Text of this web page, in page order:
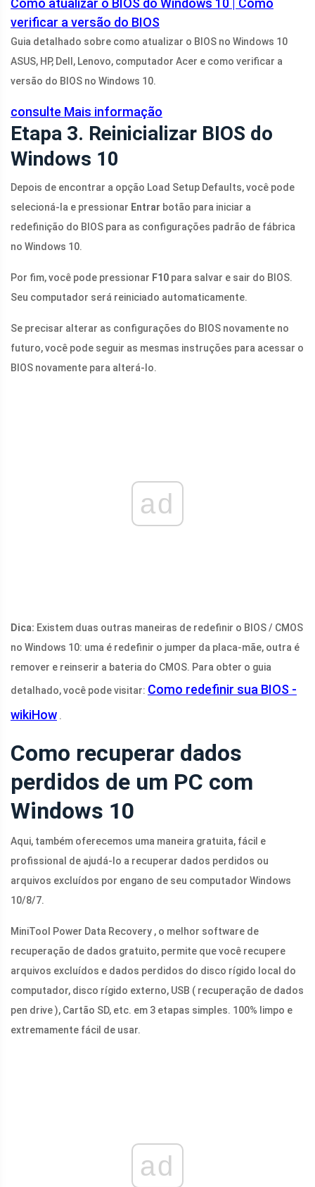
Como atualizar o BIOS do Windows 10 | Como
verificar a versão do BIOS
Guia detalhado sobre como atualizar o BIOS no Windows 10
ASUS, HP, Dell, Lenovo, computador Acer e como verificar a
versão do BIOS no Windows 10.
consulte Mais informação
Etapa 3. Reinicializar BIOS do
Windows 10
Depois de encontrar a opção Load Setup Defaults, você pode
selecioná-la e pressionar Entrar botão para iniciar a
redefinição do BIOS para as configurações padrão de fábrica
no Windows 10.
Por fim, você pode pressionar F10 para salvar e sair do BIOS.
Seu computador será reiniciado automaticamente.
Se precisar alterar as configurações do BIOS novamente no
futuro, você pode seguir as mesmas instruções para acessar o
BIOS novamente para alterá-lo.
ad
Dica: Existem duas outras maneiras de redefinir o BIOS / CMOS
no Windows 10: uma é redefinir o jumper da placa-mãe, outra é
remover e reinserir a bateria do CMOS. Para obter o guia
detalhado, você pode visitar: Como redefinir sua BIOS -
wikiHow .
Como recuperar dados
perdidos de um PC com
Windows 10
Aqui, também oferecemos uma maneira gratuita, fácil e
profissional de ajudá-lo a recuperar dados perdidos ou
arquivos excluídos por engano de seu computador Windows
10/8/7.
MiniTool Power Data Recovery , o melhor software de
recuperação de dados gratuito, permite que você recupere
arquivos excluídos e dados perdidos do disco rígido local do
computador, disco rígido externo, USB ( recuperação de dados
pen drive ), Cartão SD, etc. em 3 etapas simples. 100% limpo e
extremamente fácil de usar.
ad